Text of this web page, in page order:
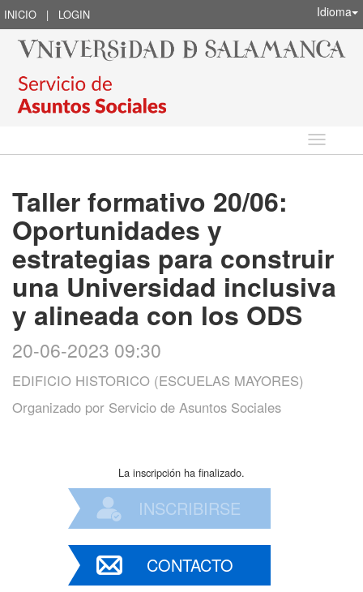
INICIO | LOGIN Idioma
Idioma
Taller formativo 20/06:
Oportunidades y
estrategias para construir
una Universidad inclusiva
y alineada con los ODS
20-06-2023 09:30
EDIFICIO HISTORICO (ESCUELAS MAYORES)
Organizado por Servicio de Asuntos Sociales
La inscripción ha finalizado.
INSCRIBIRSE
CONTACTO